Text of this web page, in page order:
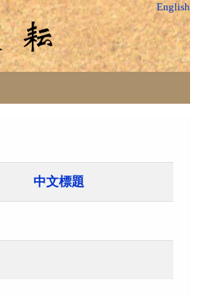
English
中文標題